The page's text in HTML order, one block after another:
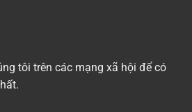
tôi trên các mạng xã hội để có